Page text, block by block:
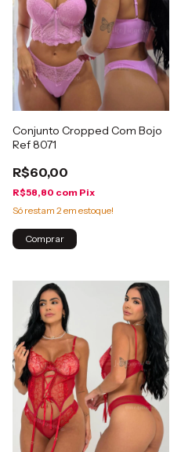
Conjunto Cropped Com Bojo
Ref 8071
R$60,00
R$58,80 com Pix
Só restam 2em estoque!
Comprar